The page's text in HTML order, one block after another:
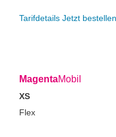
Tarifdetails Jetzt bestellen
MagentaMobil
XS
Flex